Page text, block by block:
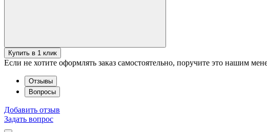
Купить в 1 клик
Если не хотите оформлять заказ самостоятельно, поручите это нашим
Отзывы
Вопросы
Добавить отзыв
Задать вопрос